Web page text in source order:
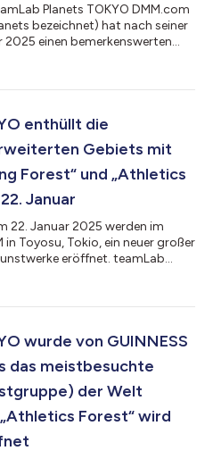
Planets TOKYO DMM.com
bezeichnet) hat nach seiner
einen bemerkenswerten
Umfrage ergab,
ist, während der Anteil der
enthüllt die
Gebiets mit
Forest“ und „Athletics
Januar
22. Januar 2025 werden im
in Toyosu, Tokio, ein neuer großer
eröffnet. teamLab
Zu den neuen Ergänzungen
and Collecting Extinct
wurde von GUINNESS
das meistbesuchte
der Welt
Forest“ wird